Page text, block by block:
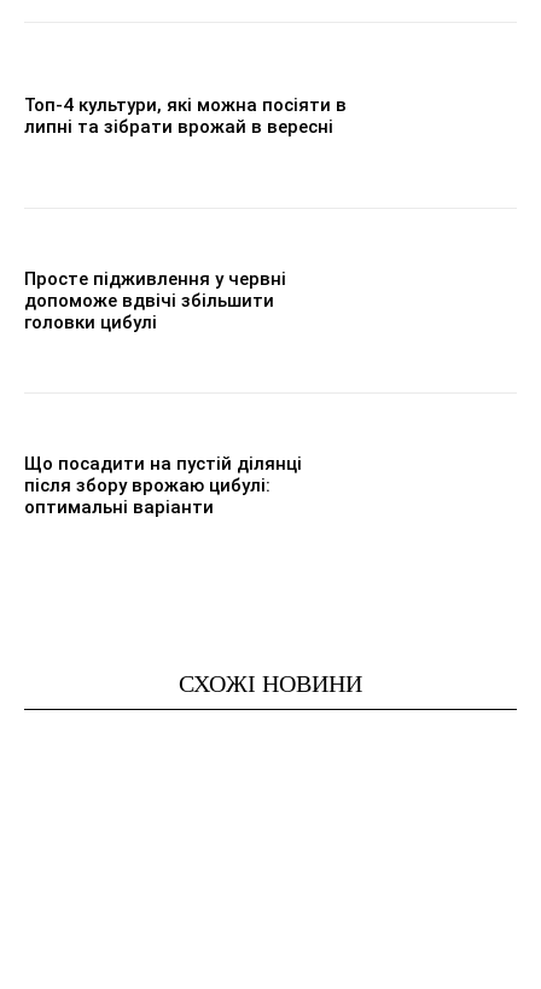
Топ-4 культури, які можна посіяти в
липні та зібрати врожай в вересні
Просте підживлення у червні
допоможе вдвічі збільшити
головки цибулі
Що посадити на пустій ділянці
після збору врожаю цибулі:
оптимальні варіанти
СХОЖІ НОВИНИ